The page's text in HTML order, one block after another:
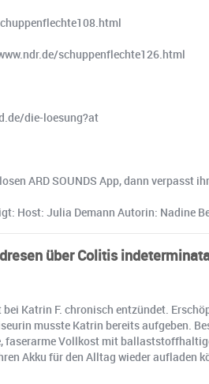
schuppenflechte126.html
die-loesung?at
ARD SOUNDS App, dann verpasst
Host: Julia Demann Autorin: Nadine
über Colitis
Katrin F. chronisch entzündet.
musste Katrin bereits aufgeben.
faserarme Vollkost mit
Akku für den Alltag wieder aufladen